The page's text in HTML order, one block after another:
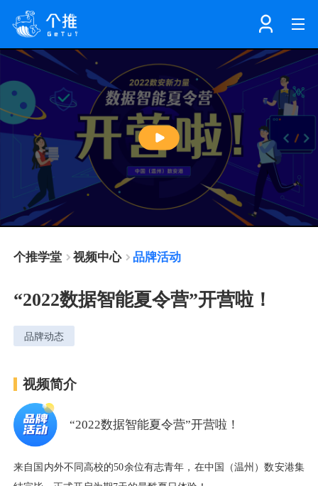
首页
产品
个知·智能工作站
个知·智能营销AITA
个知·智能运营AIBI
AI应用工坊
海外推送
解决方案
数据中台解决方案
个知·智能工作站
城市治理
大数据精准宣防
开发者中心
我的开发者中心
数据工坊
公司简介
新闻动态
注册 登录
Play
Video
个推学堂 视频中心 品牌活动
“2022数据智能夏令营”开营啦！
品牌动态
视频简介
“2022数据智能夏令营”开营啦！